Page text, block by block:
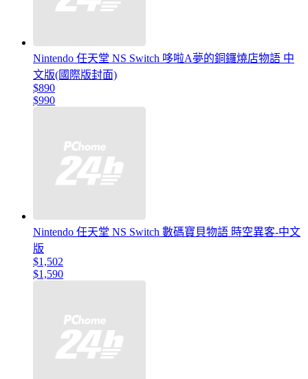
Nintendo 任天堂 NS Switch 哆啦A夢的銅鑼燒店物語 中
文版(國際版封面)
$890
$990
Nintendo 任天堂 NS Switch 數碼寶貝物語 時空異客-中文
版
$1,502
$1,590